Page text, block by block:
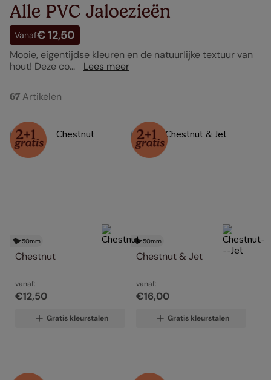
Alle PVC Jaloezieën
Vanaf€ 12,50
Mooie, eigentijdse kleuren en de natuurlijke textuur van
hout! Deze co...
Lees meer
67 Artikelen
50mm
Chestnut
vanaf:
€12,50
Gratis kleurstalen
50mm
Chestnut & Jet
vanaf:
€16,00
Gratis kleurstalen